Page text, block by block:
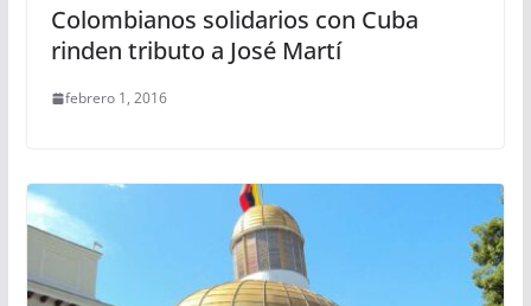
Colombianos solidarios con Cuba
rinden tributo a José Martí
febrero 1, 2016